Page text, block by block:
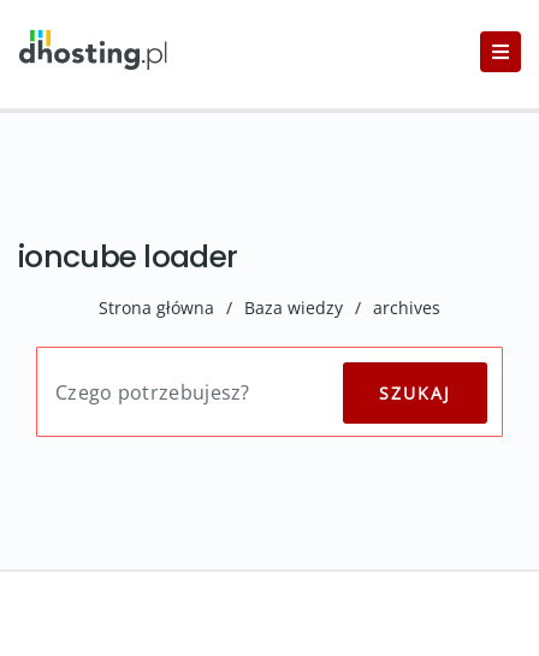
ioncube loader
Strona główna / Baza wiedzy / archives